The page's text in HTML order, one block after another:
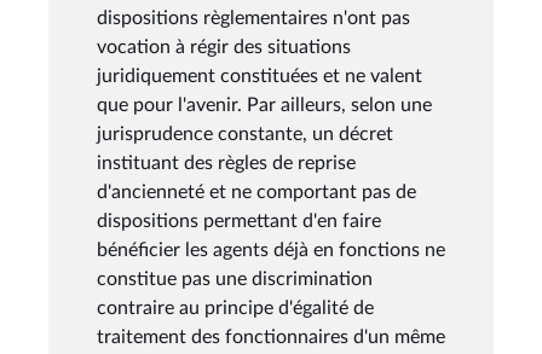
dispositions règlementaires n'ont pas
vocation à régir des situations
juridiquement constituées et ne valent
que pour l'avenir. Par ailleurs, selon une
jurisprudence constante, un décret
instituant des règles de reprise
d'ancienneté et ne comportant pas de
dispositions permettant d'en faire
bénéficier les agents déjà en fonctions ne
constitue pas une discrimination
contraire au principe d'égalité de
traitement des fonctionnaires d'un même